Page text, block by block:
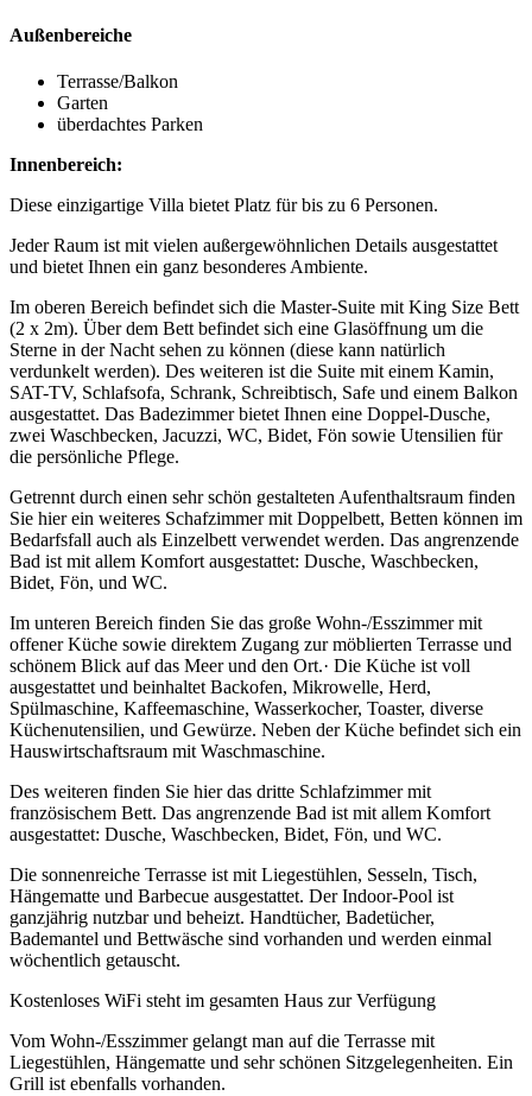
Außenbereiche
Terrasse/Balkon
Garten
überdachtes Parken
Innenbereich:
Diese einzigartige Villa bietet Platz für bis zu 6 Personen.
Jeder Raum ist mit vielen außergewöhnlichen Details ausgestattet
und bietet Ihnen ein ganz besonderes Ambiente.
Im oberen Bereich befindet sich die Master-Suite mit King Size Bett
(2 x 2m). Über dem Bett befindet sich eine Glasöffnung um die
Sterne in der Nacht sehen zu können (diese kann natürlich
verdunkelt werden). Des weiteren ist die Suite mit einem Kamin,
SAT-TV, Schlafsofa, Schrank, Schreibtisch, Safe und einem Balkon
ausgestattet. Das Badezimmer bietet Ihnen eine Doppel-Dusche,
zwei Waschbecken, Jacuzzi, WC, Bidet, Fön sowie Utensilien für
die persönliche Pflege.
Getrennt durch einen sehr schön gestalteten Aufenthaltsraum finden
Sie hier ein weiteres Schafzimmer mit Doppelbett, Betten können im
Bedarfsfall auch als Einzelbett verwendet werden. Das angrenzende
Bad ist mit allem Komfort ausgestattet: Dusche, Waschbecken,
Bidet, Fön, und WC.
Im unteren Bereich finden Sie das große Wohn-/Esszimmer mit
offener Küche sowie direktem Zugang zur möblierten Terrasse und
schönem Blick auf das Meer und den Ort.· Die Küche ist voll
ausgestattet und beinhaltet Backofen, Mikrowelle, Herd,
Spülmaschine, Kaffeemaschine, Wasserkocher, Toaster, diverse
Küchenutensilien, und Gewürze. Neben der Küche befindet sich ein
Hauswirtschaftsraum mit Waschmaschine.
Des weiteren finden Sie hier das dritte Schlafzimmer mit
französischem Bett. Das angrenzende Bad ist mit allem Komfort
ausgestattet: Dusche, Waschbecken, Bidet, Fön, und WC.
Die sonnenreiche Terrasse ist mit Liegestühlen, Sesseln, Tisch,
Hängematte und Barbecue ausgestattet. Der Indoor-Pool ist
ganzjährig nutzbar und beheizt. Handtücher, Badetücher,
Bademantel und Bettwäsche sind vorhanden und werden einmal
wöchentlich getauscht.
Kostenloses WiFi steht im gesamten Haus zur Verfügung
Vom Wohn-/Esszimmer gelangt man auf die Terrasse mit
Liegestühlen, Hängematte und sehr schönen Sitzgelegenheiten. Ein
Grill ist ebenfalls vorhanden.